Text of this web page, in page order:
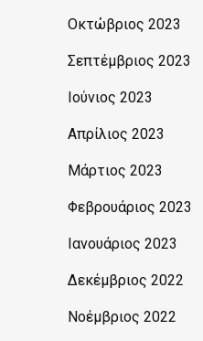
Οκτώβριος 2023
Σεπτέμβριος 2023
Ιούνιος 2023
Απρίλιος 2023
Μάρτιος 2023
Φεβρουάριος 2023
Ιανουάριος 2023
Δεκέμβριος 2022
Νοέμβριος 2022